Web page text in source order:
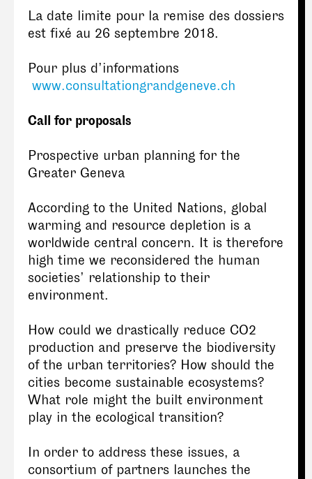
La date limite pour la remise des dossiers
est fixé au 26 septembre 2018.
Pour plus d’informations
www.consultationgrandgeneve.ch
Call for proposals
Prospective urban planning for the
Greater Geneva
According to the United Nations, global
warming and resource depletion is a
worldwide central concern. It is therefore
high time we reconsidered the human
societies’ relationship to their
environment.
How could we drastically reduce CO2
production and preserve the biodiversity
of the urban territories? How should the
cities become sustainable ecosystems?
What role might the built environment
play in the ecological transition?
In order to address these issues, a
consortium of partners launches the